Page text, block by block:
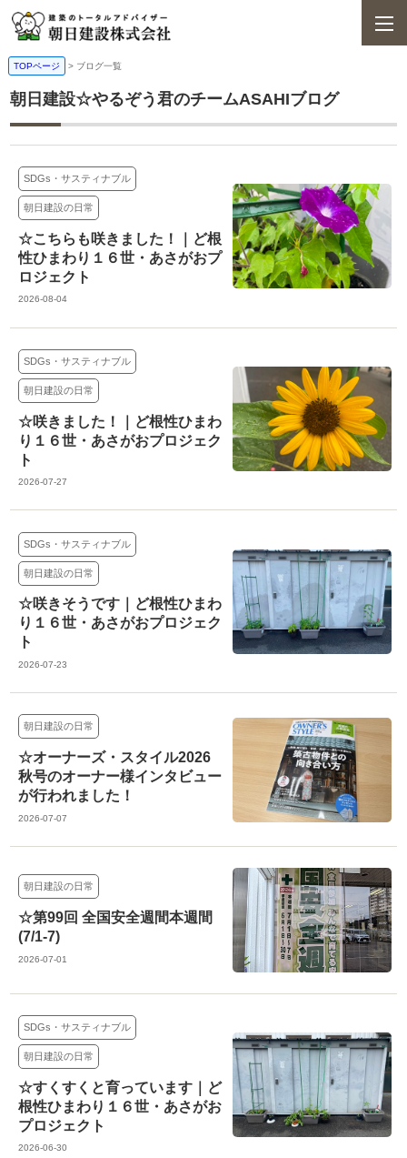
TOPページ > ブログ一覧
朝日建設☆やるぞう君のチームASAHIブログ
SDGs・サスティナブル
朝日建設の日常
☆こちらも咲きました！｜ど根
性ひまわり１６世・あさがおプ
ロジェクト
2026-08-04
SDGs・サスティナブル
朝日建設の日常
☆咲きました！｜ど根性ひまわ
り１６世・あさがおプロジェク
ト
2026-07-27
SDGs・サスティナブル
朝日建設の日常
☆咲きそうです｜ど根性ひまわ
り１６世・あさがおプロジェク
ト
2026-07-23
朝日建設の日常
☆オーナーズ・スタイル2026
秋号のオーナー様インタビュー
が行われました！
2026-07-07
朝日建設の日常
☆第99回 全国安全週間本週間
(7/1-7)
2026-07-01
SDGs・サスティナブル
朝日建設の日常
☆すくすくと育っています｜ど
根性ひまわり１６世・あさがお
プロジェクト
2026-06-30